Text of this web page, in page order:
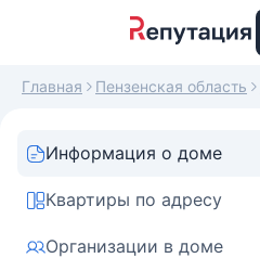
Главная Пензенская область
Информация о доме
Квартиры по адресу
Организации в доме